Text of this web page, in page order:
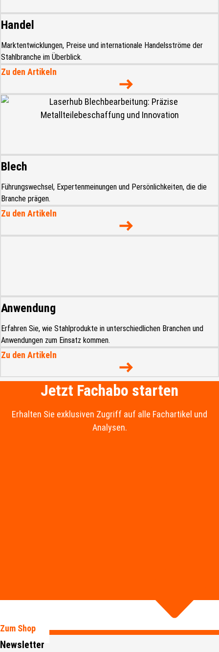
Handel
Marktentwicklungen, Preise und internationale Handelsströme der
Stahlbranche im Überblick.
Zu den Artikeln
Blech
Führungswechsel, Expertenmeinungen und Persönlichkeiten, die die
Branche prägen.
Zu den Artikeln
Anwendung
Erfahren Sie, wie Stahlprodukte in unterschiedlichen Branchen und
Anwendungen zum Einsatz kommen.
Zu den Artikeln
Jetzt Fachabo starten
Erhalten Sie exklusiven Zugriff auf alle Fachartikel und
Analysen.
Zum Shop
Newsletter